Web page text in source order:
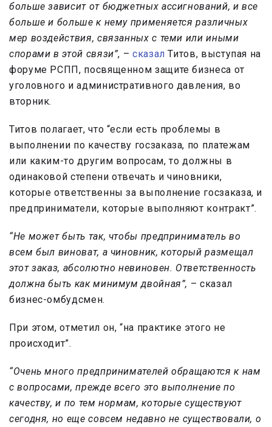
больше зависит от бюджетных ассигнований, и все
больше и больше к нему применяется различных
мер воздействия, связанных с теми или иными
спорами в этой связи”, –сказал Титов, выступая на
форуме РСПП, посвященном защите бизнеса от
уголовного и административного давления, во
вторник.
Титов полагает, что “если есть проблемы в
выполнении по качеству госзаказа, по платежам
или каким-то другим вопросам, то должны в
одинаковой степени отвечать и чиновники,
которые ответственны за выполнение госзаказа, и
предприниматели, которые выполняют контракт”.
“Не может быть так, чтобы предприниматель во
всем был виноват, а чиновник, который размещал
этот заказ, абсолютно невиновен. Ответственность
должна быть как минимум двойная”, – сказал
бизнес-омбудсмен.
При этом, отметил он, “на практике этого не
происходит”.
“Очень много предпринимателей обращаются к нам
с вопросами, прежде всего это выполнение по
качеству, и по тем нормам, которые существуют
сегодня, но еще совсем недавно не существовали, о